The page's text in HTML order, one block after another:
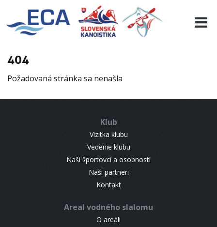
404
Požadovaná stránka sa nenašla
Klub
Vizitka klubu
Vedenie klubu
Naši športovci a osobnosti
Naši partneri
Kontakt
Areal vodného slalomu
O areáli
EURO 19
INFO
RESULTS
CONTACT